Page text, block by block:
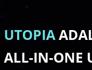
UTOPIA
ALL-IN-ONE